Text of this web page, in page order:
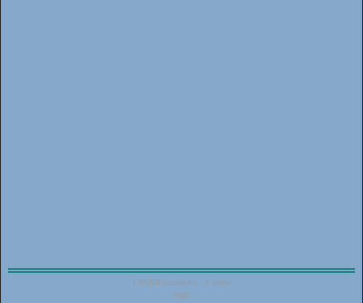
1765494
bezoekers - 3 online
login